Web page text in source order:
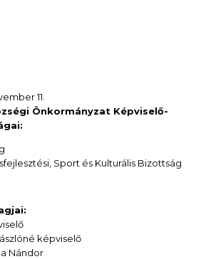
11.
Önkormányzat Képviselő-
Sport és Kulturális Bizottság
képviselő
Nándor